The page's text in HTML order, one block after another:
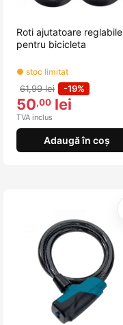
Roti ajutatoare reglabile
pentru bicicleta
● stoc limitat
61,99 lei -19%
50,00 lei
TVA inclus
Adaugă în coș